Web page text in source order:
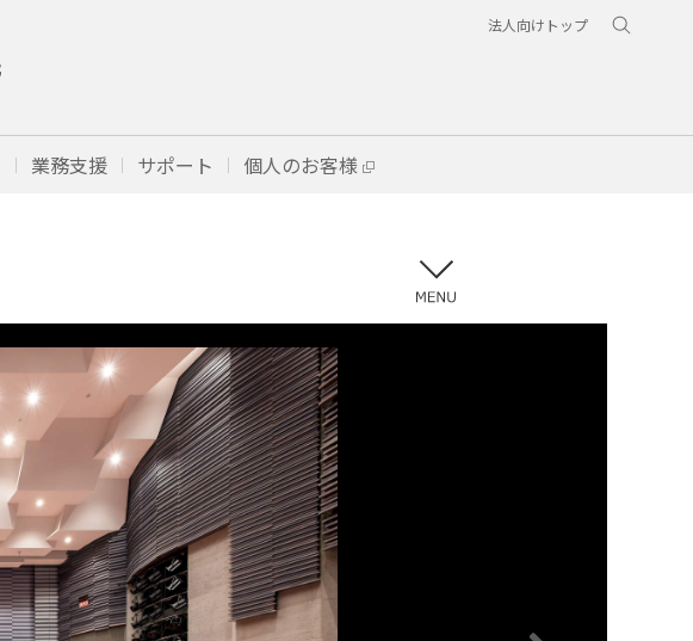
法人向けトップ
業務支援 サポート 個人のお客様